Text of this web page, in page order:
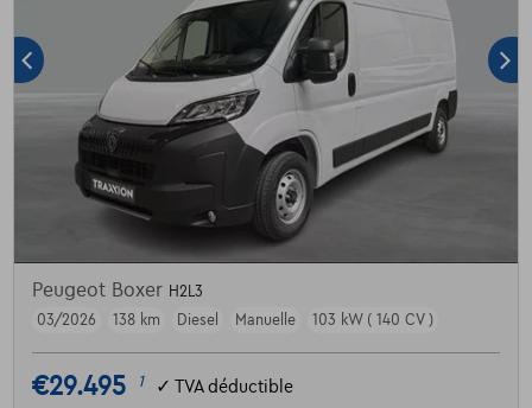
Peugeot Boxer H2L3
03/2026
138 km Diesel Manuelle 103 kW ( 140 CV )
€29.495 1 ✓ TVA déductible